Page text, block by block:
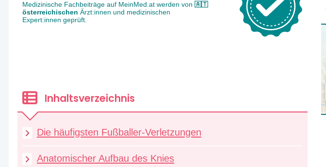
Medizinische Fachbeiträge auf MeinMed.at werden von 🇦🇹
österreichischen Ärzt:innen und medizinischen
Expert:innen geprüft.
Inhaltsverzeichnis
Die häufigsten Fußballer-Verletzungen
Anatomischer Aufbau des Knies